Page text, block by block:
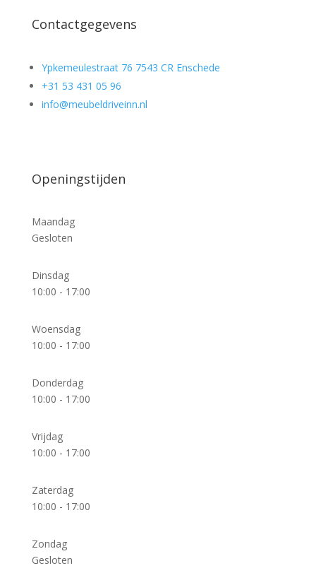
Contactgegevens
Ypkemeulestraat 76 7543 CR Enschede
+31 53 431 05 96
info@meubeldriveinn.nl
Openingstijden
Maandag
Gesloten
Dinsdag
10:00 - 17:00
Woensdag
10:00 - 17:00
Donderdag
10:00 - 17:00
Vrijdag
10:00 - 17:00
Zaterdag
10:00 - 17:00
Zondag
Gesloten